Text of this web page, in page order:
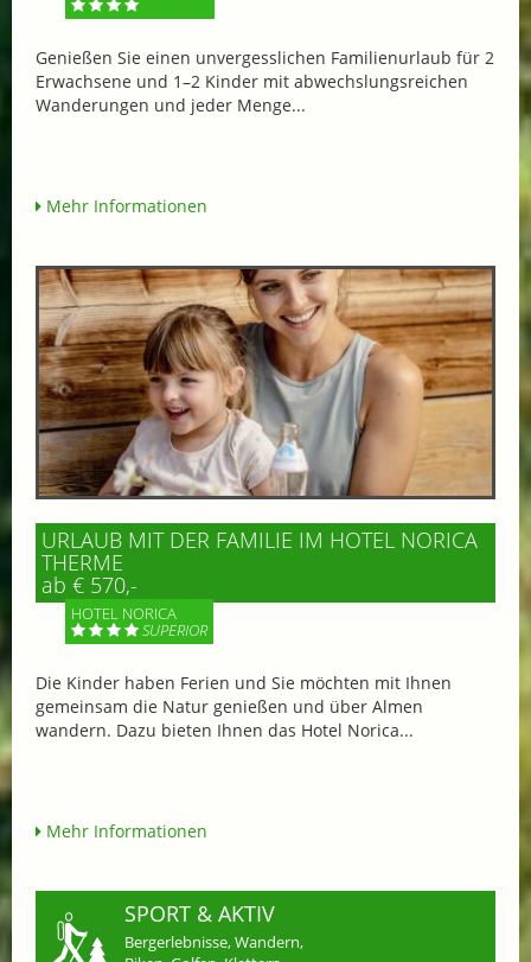
Genießen Sie einen unvergesslichen Familienurlaub für 2
Erwachsene und 1–2 Kinder mit abwechslungsreichen
Wanderungen und jeder Menge...
Mehr Informationen
URLAUB MIT DER FAMILIE IM HOTEL NORICA
THERME
ab € 570,-
HOTEL NORICA
SUPERIOR
Die Kinder haben Ferien und Sie möchten mit Ihnen
gemeinsam die Natur genießen und über Almen
wandern. Dazu bieten Ihnen das Hotel Norica...
Mehr Informationen
SPORT & AKTIV
Bergerlebnisse, Wandern,